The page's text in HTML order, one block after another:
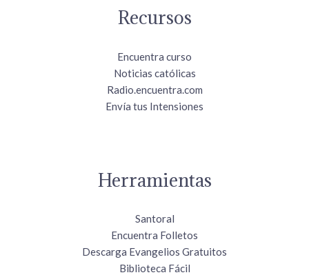
Recursos
Encuentra curso
Noticias católicas
Radio.encuentra.com
Envía tus Intensiones
Herramientas
Santoral
Encuentra Folletos
Descarga Evangelios Gratuitos
Biblioteca Fácil